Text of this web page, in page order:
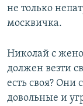
не только
москвичка.
Николай с
должен везти
есть своя? Они
довольные и